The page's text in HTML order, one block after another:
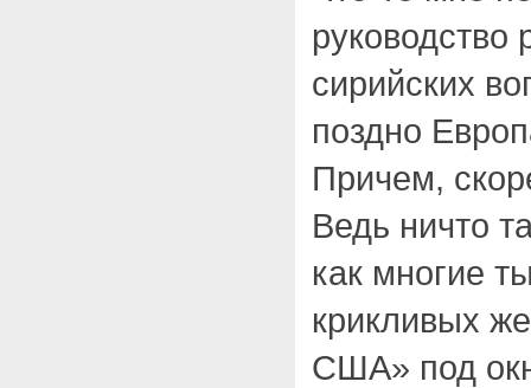
сирийских
поздно
Причем,
Ведь ничто
как многие
крикливых
США» под